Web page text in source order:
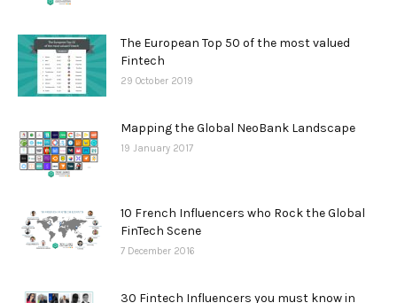
The European Top 50 of the most valued
Fintech
29 October 2019
Mapping the Global NeoBank Landscape
19 January 2017
10 French Influencers who Rock the Global
FinTech Scene
7 December 2016
30 Fintech Influencers you must know in